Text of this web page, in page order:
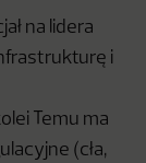
na lidera
i
Temu ma
(cła,